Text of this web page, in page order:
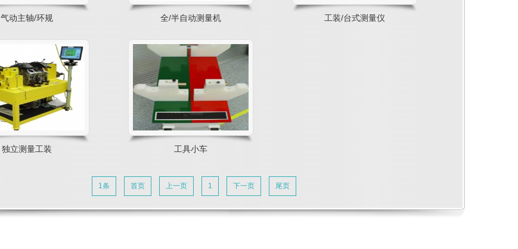
气动主轴/环规 全/半自动测量机 工装/台式测量仪
独立测量工装 工具小车
1条 首页 上一页 1 下一页 尾页